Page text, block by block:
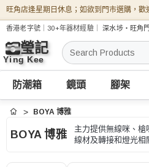
旺角店逢星期日休息；如欲到門市選購，歡
香港老字號｜30+年器材經驗｜深水埗・旺角
搜
索
防潮箱 鏡頭 腳架
首頁 BOYA 博雅
BOYA 博雅
主力提供無線咪、
線材及轉接和燈光相
方式和收音距離、型